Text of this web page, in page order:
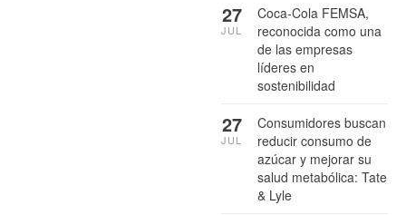
Coca-Cola FEMSA,
reconocida como una
de las empresas
líderes en
sostenibilidad
27
JUL
Consumidores buscan
reducir consumo de
azúcar y mejorar su
salud metabólica: Tate
& Lyle
27
JUL